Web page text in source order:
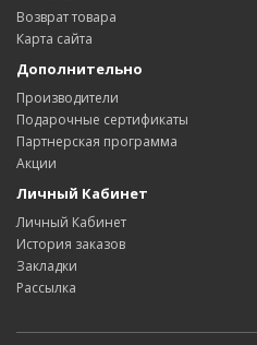
Возврат товара
Карта сайта
Дополнительно
Производители
Подарочные сертификаты
Партнерская программа
Акции
Личный Кабинет
Личный Кабинет
История заказов
Закладки
Рассылка